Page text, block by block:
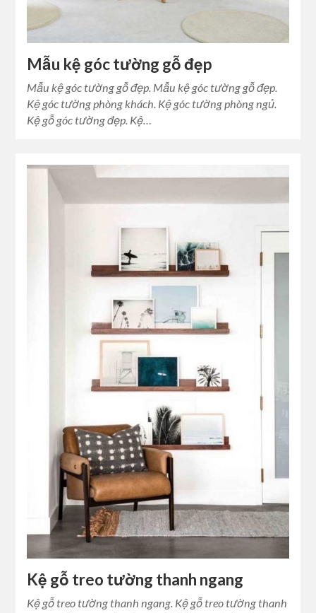
Mẫu kệ góc tường gỗ đẹp
Mẫu kệ góc tường gỗ đẹp. Mẫu kệ góc tường gỗ đẹp.
Kệ góc tường phòng khách. Kệ góc tường phòng ngủ.
Kệ gỗ góc tường đẹp. Kệ…
Kệ gỗ treo tường thanh ngang
Kệ gỗ treo tường thanh ngang. Kệ gỗ treo tường thanh